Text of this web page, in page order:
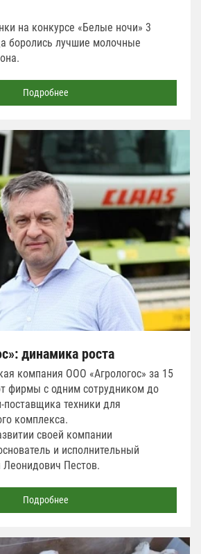
на конкурсе «Белые ночи» 3
боролись лучшие молочные
Подробнее
динамика роста
компания ООО «Агрологос» за 15
фирмы с одним сотрудником до
поставщика техники для
комплекса.
своей компании
и исполнительный
Леонидович Пестов.
Подробнее